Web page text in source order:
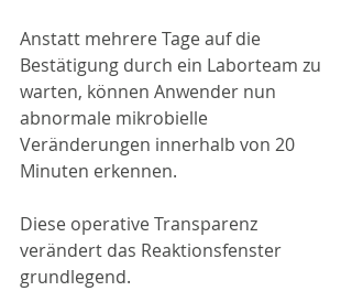
Anstatt mehrere Tage auf die
Bestätigung durch ein Laborteam zu
warten, können Anwender nun
abnormale mikrobielle
Veränderungen innerhalb von 20
Minuten erkennen.
Diese operative Transparenz
verändert das Reaktionsfenster
grundlegend.